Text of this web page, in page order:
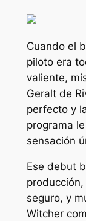
Cuando el
piloto era
valiente,
Geralt de
perfecto y
programa
sensación
Ese debut
seguro, y
Witcher